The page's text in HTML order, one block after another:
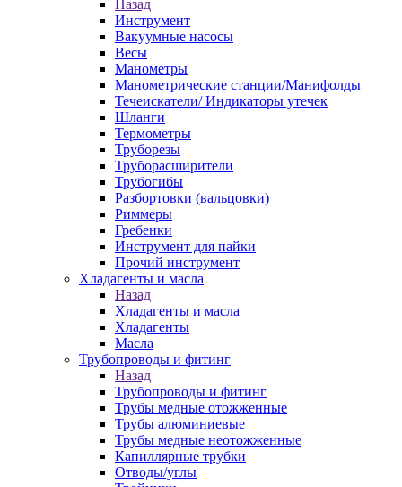
Назад
Инструмент
Вакуумные насосы
Весы
Манометры
Манометрические станции/Манифолды
Течеискатели/ Индикаторы утечек
Шланги
Термометры
Труборезы
Труборасширители
Трубогибы
Разбортовки (вальцовки)
Риммеры
Гребенки
Инструмент для пайки
Прочий инструмент
Хладагенты и масла
Назад
Хладагенты и масла
Хладагенты
Масла
Трубопроводы и фитинг
Назад
Трубопроводы и фитинг
Трубы медные отожженные
Трубы алюминиевые
Трубы медные неотожженные
Капиллярные трубки
Отводы/углы